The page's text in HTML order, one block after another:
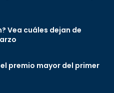
Vea cuáles dejan de
el premio mayor del primer